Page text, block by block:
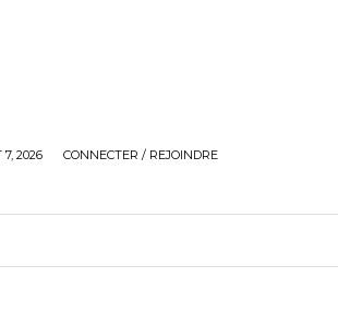
2026 CONNECTER / REJOINDRE